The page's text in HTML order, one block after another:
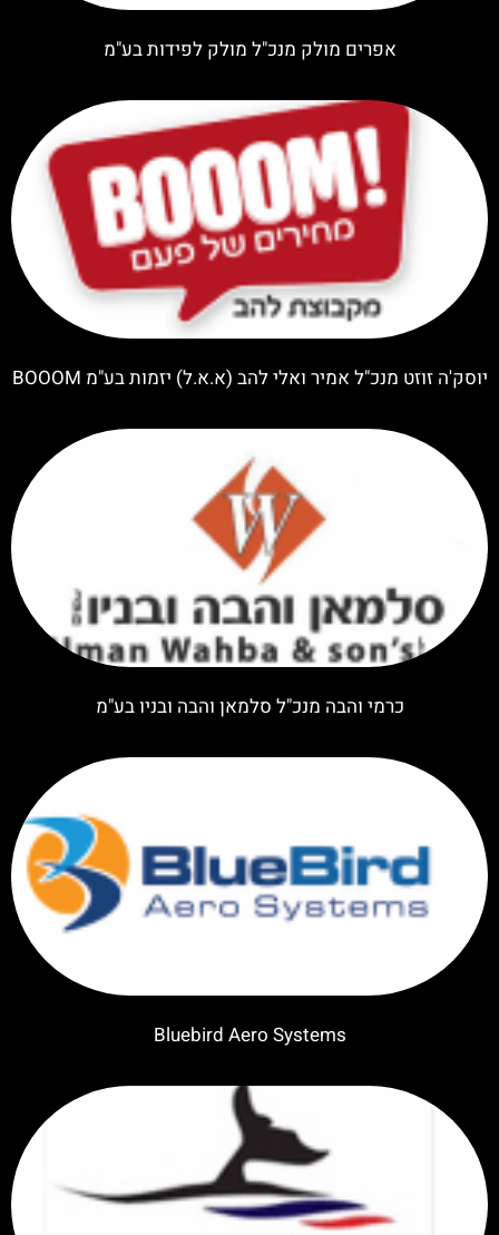
אפרים מולק מנכ"ל מולק לפידות בע"מ
יוסק'ה זוזט מנכ"ל אמיר ואלי להב (א.א.ל) יזמות בע"מ BOOOM
כרמי והבה מנכ"ל סלמאן והבה ובניו בע"מ
Bluebird Aero Systems